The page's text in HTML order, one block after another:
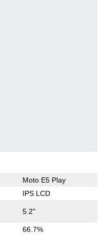
Moto E5 Play
IPS LCD
5.2"
66.7%